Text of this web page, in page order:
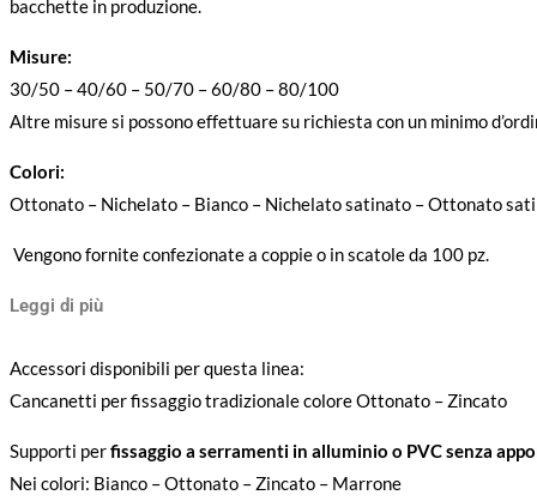
bacchette in produzione.
Misure:
30/50 – 40/60 – 50/70 – 60/80 – 80/100
Altre misure si possono effettuare su richiesta con un minimo
Colori:
Ottonato – Nichelato – Bianco – Nichelato satinato – Ottonato
Vengono fornite confezionate a coppie o in scatole da 100 pz.
Leggi di più
Accessori disponibili per questa linea:
Cancanetti per fissaggio tradizionale colore Ottonato – Zincato
Supporti perfissaggio a serramenti in alluminio o PVC senza
Nei colori: Bianco – Ottonato – Zincato – Marrone